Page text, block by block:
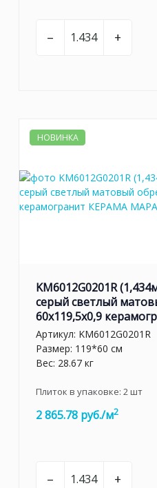
– +
НОВИНКА
KM6012G0201R
серый светлый
60x119,5x0,9
Артикул: KM6012G0201R
Размер: 119*60 см
Вес: 28.67 кг
Плиток в упаковке: 2шт
2 865.78 руб./м2
– +